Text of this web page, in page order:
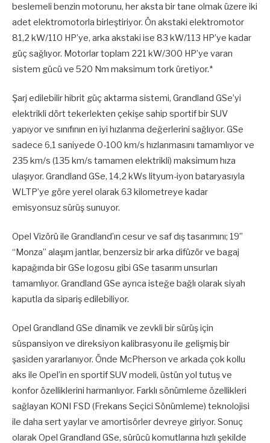
beslemeli benzin motorunu, her aksta bir tane olmak üzere iki
adet elektromotorla birleştiriyor. Ön akstaki elektromotor
81,2 kW/110 HP’ye, arka akstaki ise 83 kW/113 HP’ye kadar
güç sağlıyor. Motorlar toplam 221 kW/300 HP’ye varan
sistem gücü ve 520 Nm maksimum tork üretiyor.*
Şarj edilebilir hibrit güç aktarma sistemi, Grandland GSe’yi
elektrikli dört tekerlekten çekişe sahip sportif bir SUV
yapıyor ve sınıfının en iyi hızlanma değerlerini sağlıyor. GSe
sadece 6,1 saniyede 0-100 km/s hızlanmasını tamamlıyor ve
235 km/s (135 km/s tamamen elektrikli) maksimum hıza
ulaşıyor. Grandland GSe, 14,2 kWs lityum-iyon bataryasıyla
WLTP’ye göre yerel olarak 63 kilometreye kadar
emisyonsuz sürüş sunuyor.
Opel Vizörü ile Grandland’ın cesur ve saf dış tasarımını; 19”
“Monza” alaşım jantlar, benzersiz bir arka difüzör ve bagaj
kapağında bir GSe logosu gibi GSe tasarım unsurları
tamamlıyor. Grandland GSe ayrıca isteğe bağlı olarak siyah
kaputla da sipariş edilebiliyor.
Opel Grandland GSe dinamik ve zevkli bir sürüş için
süspansiyon ve direksiyon kalibrasyonu ile gelişmiş bir
şasiden yararlanıyor. Önde McPherson ve arkada çok kollu
aks ile Opel’in en sportif SUV modeli, üstün yol tutuş ve
konfor özelliklerini harmanlıyor. Farklı sönümleme özellikleri
sağlayan KONI FSD (Frekans Seçici Sönümleme) teknolojisi
ile daha sert yaylar ve amortisörler devreye giriyor. Sonuç
olarak Opel Grandland GSe, sürücü komutlarına hızlı şekilde